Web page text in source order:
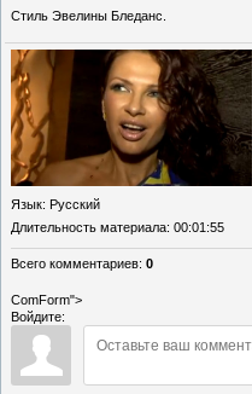
Стиль Эвелины Бледанс.
Язык: Русский
Длительность материала: 00:01:55
Всего комментариев: 0
ComForm">
Войдите: